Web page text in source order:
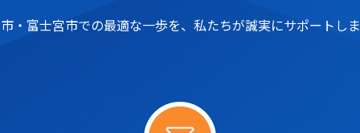
・富士宮市での最適な一歩を、 私たちが誠実にサポートし